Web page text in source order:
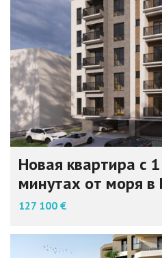
Новая квартира с
минутах от моря в
127 100 €